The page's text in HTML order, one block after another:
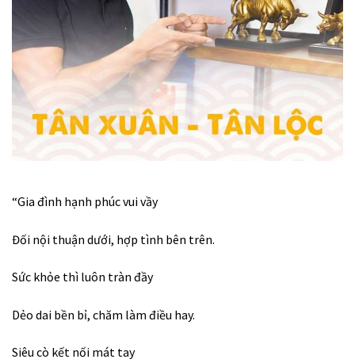
“Gia đình hạnh phúc vui vầy
Đối nội thuận dưới, hợp tình bên trên.
Sức khỏe thì luôn tràn đầy
Dẻo dai bền bỉ, chăm làm điều hay.
Siêu cò kết nối mát tay